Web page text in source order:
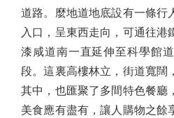
道路。麼地道地底設有一條行
入口，呈東西走向，可通往港
漆咸道南一直延伸至科學館
段。這裏高樓林立，街道寬闊
其中，也匯聚了多間特色餐廳
美食應有盡有，讓人購物之餘